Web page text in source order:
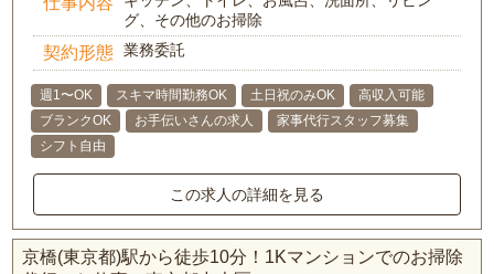
グ、その他のお掃除
契約形態 業務委託
週1〜OK スキマ時間勤務OK 土日祝のみOK
高収入可能
ブランクOK
お手伝いさんの求人
家事代行スタッフ募集
シフト自由
この求人の詳細を見る
京橋(東京都)駅から徒歩10分！1Kマンションでのお掃除